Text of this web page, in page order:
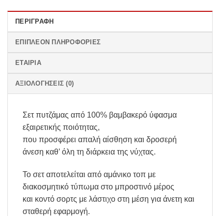
ΠΕΡΙΓΡΑΦΉ
ΕΠΙΠΛΈΟΝ ΠΛΗΡΟΦΟΡΊΕΣ
ΕΤΑΙΡΊΑ
ΑΞΙΟΛΟΓΉΣΕΙΣ (0)
Σετ πυτζάμας από 100% βαμβακερό ύφασμα
εξαιρετικής ποιότητας,
που προσφέρει απαλή αίσθηση και δροσερή
άνεση καθ’ όλη τη διάρκεια της νύχτας.
Το σετ αποτελείται από αμάνικο τοπ με
διακοσμητικό τύπωμα στο μπροστινό μέρος
και κοντό σορτς με λάστιχο στη μέση για άνετη και
σταθερή εφαρμογή.